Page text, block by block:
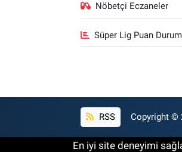
Nöbetçi Eczaneler
Süper Lig Puan
RSS Copyright ©
En iyi site deneyimi